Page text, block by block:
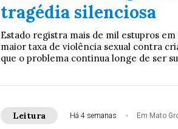
tragédia silenciosa
Estado registra mais de mil estupros
maior taxa de violência sexual contra
que o problema continua longe de ser
Leitura Há 4 semanas Em Mato